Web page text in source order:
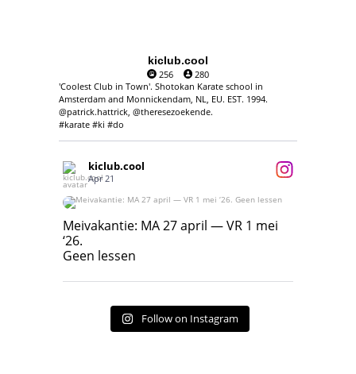
kiclub.cool
256
280
'Coolest Club in Town'. Shotokan Karate school in
Amsterdam and Monnickendam, NL, EU. EST. 1994.
@patrick.hattrick, @theresezoekende.
#karate #ki #do
kiclub.cool
Apr 21
Meivakantie: MA 27 april — VR 1 mei ‘26.
Geen lessen
Meivakantie: MA 27 april — VR 1 mei
‘26.
Geen lessen
Follow on Instagram